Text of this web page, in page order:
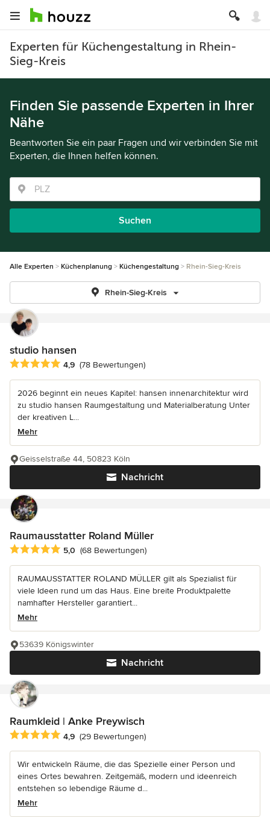
Experten für Küchengestaltung in Rhein-
Sieg-Kreis
Finden Sie passende Experten in Ihrer
Nähe
Beantworten Sie ein paar Fragen und wir verbinden Sie mit
Experten, die Ihnen helfen können.
Suchen
Alle Experten Küchenplanung Küchengestaltung Rhein-Sieg-Kreis
Rhein-Sieg-Kreis
studio hansen
Durchschnittliche Bewertung: 4.9 von 5 Sternen
4,9 (78 Bewertungen)
2026 beginnt ein neues Kapitel: hansen innenarchitektur wird
zu studio hansen Raumgestaltung und Materialberatung Unter
der kreativen L...
Mehr
Nachricht
Geisselstraße 44, 50823 Köln
Raumausstatter Roland Müller
Durchschnittliche Bewertung: 5 von 5 Sternen
5,0 (68 Bewertungen)
RAUMAUSSTATTER ROLAND MÜLLER gilt als Spezialist für
viele Ideen rund um das Haus. Eine breite Produktpalette
namhafter Hersteller garantiert...
Mehr
Nachricht
53639 Königswinter
Raumkleid | Anke Preywisch
Durchschnittliche Bewertung: 4.9 von 5 Sternen
4,9 (29 Bewertungen)
Wir entwickeln Räume, die das Spezielle einer Person und
eines Ortes bewahren. Zeitgemäß, modern und ideenreich
entstehen so lebendige Räume d...
Mehr